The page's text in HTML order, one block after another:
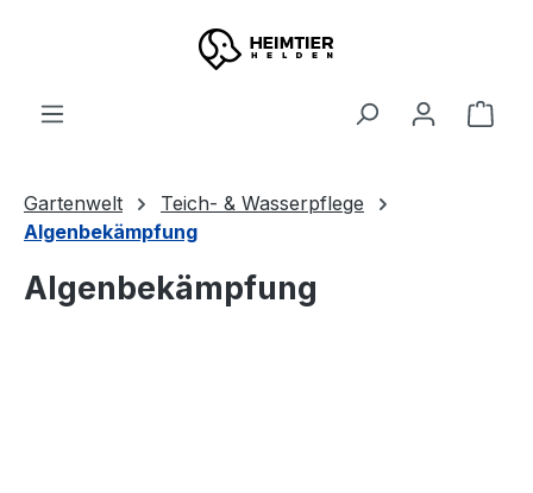
Zum Hauptinhalt springen
Gartenwelt
Teich- & Wasserpflege
Algenbekämpfung
Algenbekämpfung